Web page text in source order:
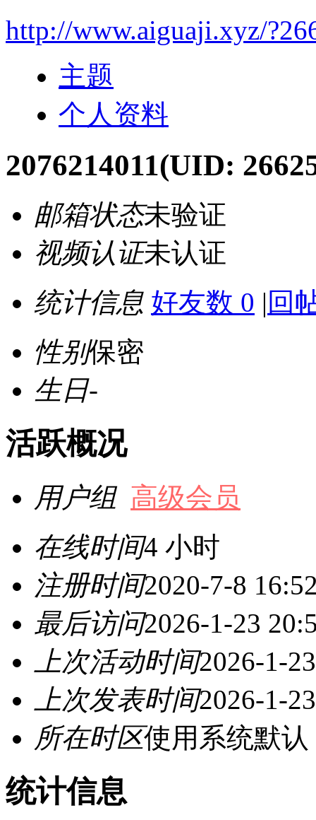
http://www.aiguaji.xyz/
主题
个人资料
2076214011(UID:
邮箱状态未验证
视频认证未认证
统计信息 好友数 0 | 回
性别保密
生日-
活跃概况
用户组 高级会员
在线时间4 小时
注册时间2020-7-8
最后访问2026-1-23
上次活动时间2026-1-
上次发表时间2026-1-
所在时区使用系统默认
统计信息